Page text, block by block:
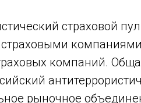
страховой
компаний.
рыночное